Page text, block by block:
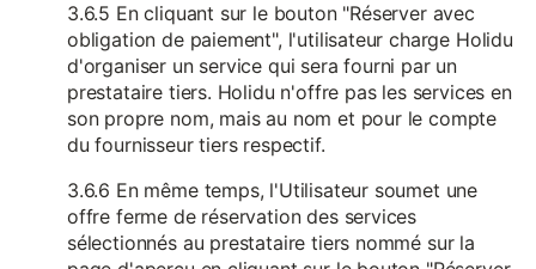
3.6.5 En cliquant sur le bouton "Réserver avec
obligation de paiement", l'utilisateur charge Holidu
d'organiser un service qui sera fourni par un
prestataire tiers. Holidu n'offre pas les services en
son propre nom, mais au nom et pour le compte
du fournisseur tiers respectif.
3.6.6 En même temps, l'Utilisateur soumet une
offre ferme de réservation des services
sélectionnés au prestataire tiers nommé sur la